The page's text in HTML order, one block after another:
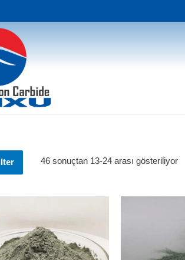
46 sonuçtan 13-24 arası gösteriliyor